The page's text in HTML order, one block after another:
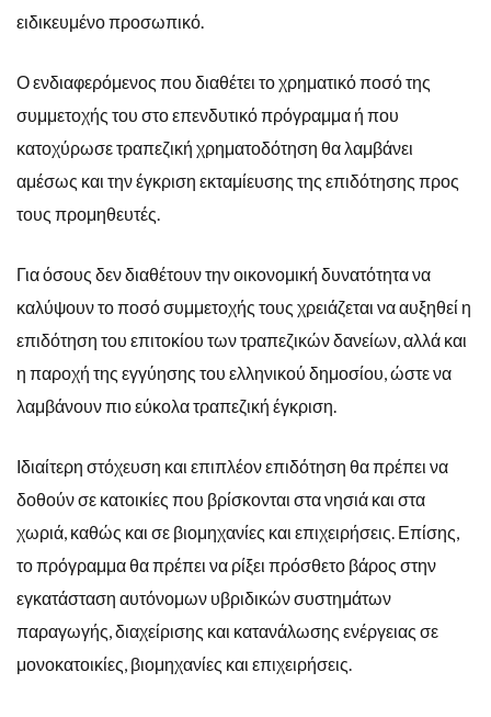
ειδικευμένο προσωπικό.
Ο ενδιαφερόμενος που διαθέτει το χρηματικό ποσό της
συμμετοχής του στο επενδυτικό πρόγραμμα ή που
κατοχύρωσε τραπεζική χρηματοδότηση θα λαμβάνει
αμέσως και την έγκριση εκταμίευσης της επιδότησης προς
τους προμηθευτές.
Για όσους δεν διαθέτουν την οικονομική δυνατότητα να
καλύψουν το ποσό συμμετοχής τους χρειάζεται να αυξηθεί η
επιδότηση του επιτοκίου των τραπεζικών δανείων, αλλά και
η παροχή της εγγύησης του ελληνικού δημοσίου, ώστε να
λαμβάνουν πιο εύκολα τραπεζική έγκριση.
Ιδιαίτερη στόχευση και επιπλέον επιδότηση θα πρέπει να
δοθούν σε κατοικίες που βρίσκονται στα νησιά και στα
χωριά, καθώς και σε βιομηχανίες και επιχειρήσεις. Επίσης,
το πρόγραμμα θα πρέπει να ρίξει πρόσθετο βάρος στην
εγκατάσταση αυτόνομων υβριδικών συστημάτων
παραγωγής, διαχείρισης και κατανάλωσης ενέργειας σε
μονοκατοικίες, βιομηχανίες και επιχειρήσεις.